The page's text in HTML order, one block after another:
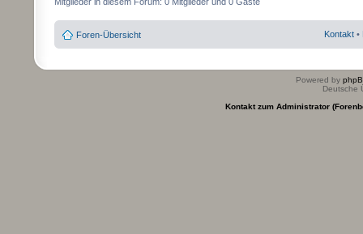
Foren-Übersicht Kontakt •
Powered by
Deutsche
Kontakt zum Administrator